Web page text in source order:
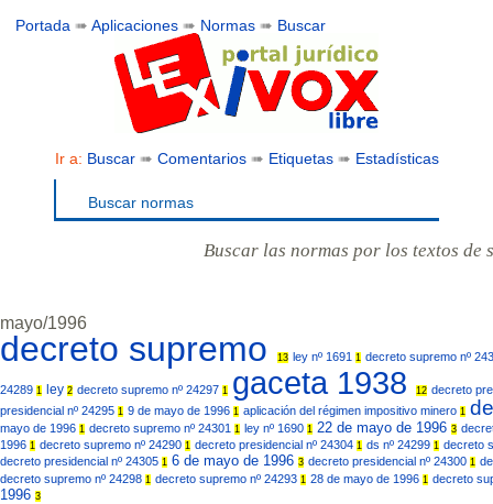
Portada ➠Aplicaciones ➠ Normas ➠ Buscar
Ir a: Buscar➠ Comentarios➠ Etiquetas➠ Estadísticas
Buscar normas
Buscar las normas por los textos de
mayo/1996
decreto supremo 13 ley nº 1691 1 decreto supremo nº
24289 1 ley 2 decreto supremo nº 24297 1 gaceta 1938 12 decreto
presidencial nº 24295 1 9 de mayo de 1996 1 aplicación del régimen impositivo minero 1
mayo de 1996 1 decreto supremo nº 24301 1 ley nº 1690 1 22 de mayo de 1996 3
1996 1 decreto supremo nº 24290 1 decreto presidencial nº 24304 1 ds nº 24299 1 decreto
decreto presidencial nº 24305 1 6 de mayo de 1996 3 decreto presidencial nº 24300 1
decreto supremo nº 24298 1 decreto supremo nº 24293 1 28 de mayo de 1996 1 decreto
1996 3